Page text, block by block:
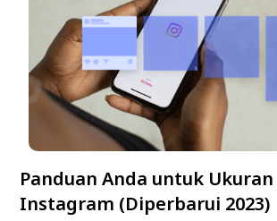
Panduan Anda untuk
Instagram (Diperbarui 2023)